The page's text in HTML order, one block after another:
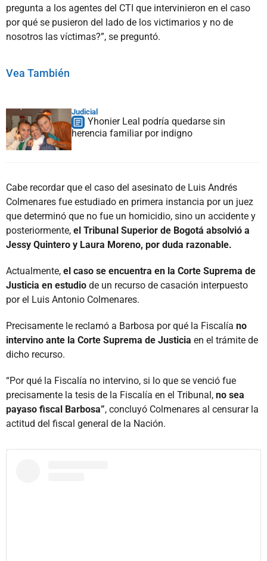
pregunta a los agentes del CTI que intervinieron en el caso
por qué se pusieron del lado de los victimarios y no de
nosotros las víctimas?”, se preguntó.
Vea También
Judicial
Yhonier Leal podría quedarse sin
herencia familiar por indigno
Cabe recordar que el caso del asesinato de Luis Andrés
Colmenares fue estudiado en primera instancia por un juez
que determinó que no fue un homicidio, sino un accidente y
posteriormente, el Tribunal Superior de Bogotá absolvió a
Jessy Quintero y Laura Moreno, por duda razonable.
Actualmente, el caso se encuentra en la Corte Suprema de
Justicia en estudio de un recurso de casación interpuesto
por el Luis Antonio Colmenares.
Precisamente le reclamó a Barbosa por qué la Fiscalía no
intervino ante la Corte Suprema de Justicia en el trámite de
dicho recurso.
“Por qué la Fiscalía no intervino, si lo que se venció fue
precisamente la tesis de la Fiscalía en el Tribunal, no sea
payaso fiscal Barbosa”, concluyó Colmenares al censurar la
actitud del fiscal general de la Nación.